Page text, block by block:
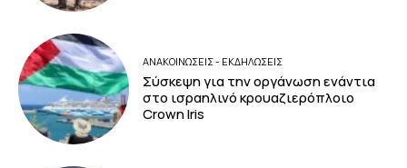
ΑΝΑΚΟΙΝΩΣΕΙΣ - ΕΚΔΗΛΩΣΕΙΣ
Σύσκεψη για την οργάνωση ενάντια
στο ισραηλινό κρουαζιερόπλοιο
Crown Iris